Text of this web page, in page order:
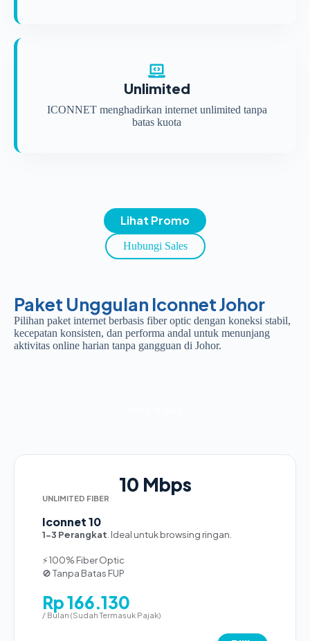
Unlimited
ICONNET menghadirkan internet unlimited tanpa
batas kuota
Lihat Promo
Hubungi Sales
Paket Unggulan Iconnet Johor
Pilihan paket internet berbasis fiber optic dengan koneksi stabil,
kecepatan konsisten, dan performa andal untuk menunjang
aktivitas online harian tanpa gangguan di Johor.
10 Mbps
UNLIMITED FIBER
Iconnet 10
1-3 Perangkat . Ideal untuk browsing ringan.
⚡ 100% Fiber Optic
🚫 Tanpa Batas FUP
Rp 166.130
/ Bulan (Sudah Termasuk Pajak)